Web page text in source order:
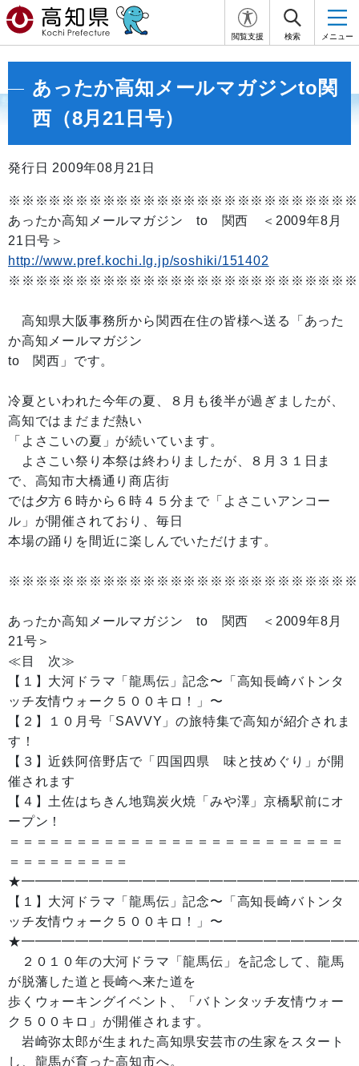
閲覧支援 検索 メニュー
あったか高知メールマガジンto関
西（8月21日号）
発行日 2009年08月21日
あったか高知メールマガジン to 関西 ＜2009年8月
21日号＞
http://www.pref.kochi.lg.jp/soshiki/151402
高知県大阪事務所から関西在住の皆様へ送る「あった
か高知メールマガジン
to 関西」です。
冷夏といわれた今年の夏、８月も後半が過ぎましたが、
高知ではまだまだ熱い
「よさこいの夏」が続いています。
よさこい祭り本祭は終わりましたが、８月３１日ま
で、高知市大橋通り商店街
では夕方６時から６時４５分まで「よさこいアンコー
ル」が開催されており、毎日
本場の踊りを間近に楽しんでいただけます。
あったか高知メールマガジン to 関西 ＜2009年8月
21号＞
≪目 次≫
【１】大河ドラマ「龍馬伝」記念〜「高知長崎バトンタ
ッチ友情ウォーク５００キロ！」〜
【２】１０月号「SAVVY」の旅特集で高知が紹介されま
す！
【３】近鉄阿倍野店で「四国四県 味と技めぐり」が開
催されます
【４】土佐はちきん地鶏炭火焼「みや澤」京橋駅前にオ
ープン！
＝＝＝＝＝＝＝＝＝＝＝＝＝＝＝＝＝＝＝＝＝＝＝＝＝
＝＝＝＝＝＝＝＝＝
【１】大河ドラマ「龍馬伝」記念〜「高知長崎バトンタ
ッチ友情ウォーク５００キロ！」〜
２０１０年の大河ドラマ「龍馬伝」を記念して、龍馬
が脱藩した道と長崎へ来た道を
歩くウォーキングイベント、「バトンタッチ友情ウォー
ク５００キロ」が開催されます。
岩崎弥太郎が生まれた高知県安芸市の生家をスタート
し、龍馬が育った高知市へ。